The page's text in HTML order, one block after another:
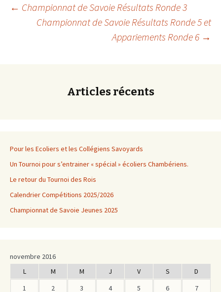
Navigation
← Championnat de Savoie Résultats Ronde 3
Championnat de Savoie Résultats Ronde 5 et
Appariements Ronde 6 →
Articles récents
Pour les Ecoliers et les Collégiens Savoyards
Un Tournoi pour s’entrainer « spécial » écoliers Chambériens.
Le retour du Tournoi des Rois
Calendrier Compétitions 2025/2026
Championnat de Savoie Jeunes 2025
novembre 2016
L
M M J V S
D
1
2 3 4 5 6 7